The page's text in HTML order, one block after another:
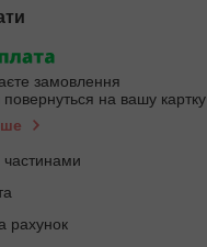
замовлення
повернуться на вашу картку
рахунок